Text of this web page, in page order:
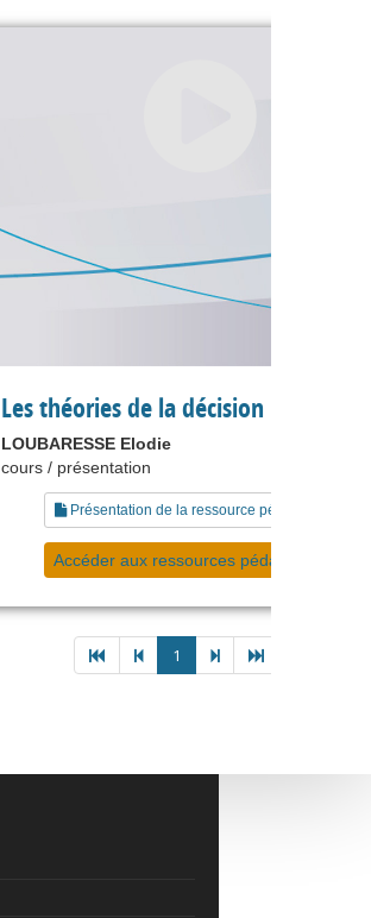
Les théories de la décision
LOUBARESSE Elodie
cours / présentation
Présentation de la ressource pédagogique
Accéder aux ressources pédagogiques
1